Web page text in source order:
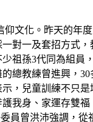
文化。昨天的年
對一及套招方式
祖孫3代同為組員
總教練曾進興，
，兒童訓練不只
我身、家運存雙
員曾洪沛強調，